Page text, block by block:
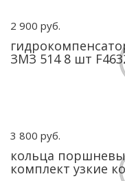
2 900 руб.
ЗМЗ 514 8 шт
3 800 руб.
кольца
комплект узкие